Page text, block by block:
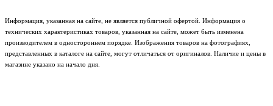
Информация, указанная на сайте, не является публичной офертой. Информация о
технических характеристиках товаров, указанная на сайте, может быть изменена
производителем в одностороннем порядке. Изображения товаров на фотографиях,
представленных в каталоге на сайте, могут отличаться от оригиналов. Наличие и цены в
магазине указано на начало дня.